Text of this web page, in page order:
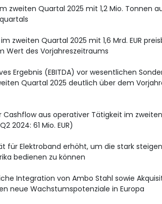
zweiten Quartal 2025 mit 1,2 Mio. Tonnen
zweiten Quartal 2025 mit 1,6 Mrd. EUR
Wert des Vorjahreszeitraums
Ergebnis (EBITDA) vor wesentlichen
Quartal 2025 deutlich über dem
Cashflow aus operativer Tätigkeit im
2024: 61 Mio. EUR)
für Elektroband erhöht, um die stark
bedienen zu können
Integration von Ambo Stahl sowie
neue Wachstumspotenziale in Europa